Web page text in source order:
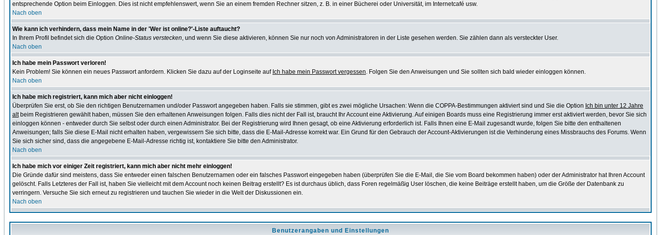
entsprechende Option beim Einloggen. Dies ist nicht empfehlenswert, wenn Sie an einem fremden Rechner sitzen, z. B. in einer Bücherei oder Universität, im Internetcafé usw.
Nach oben
Wie kann ich verhindern, dass mein Name in der 'Wer ist online?'-Liste auftaucht?
In Ihrem Profil befindet sich die Option Online-Status verstecken, und wenn Sie diese aktivieren, können Sie nur noch von Administratoren in der Liste gesehen werden. Sie zählen dann als versteckter User.
Nach oben
Ich habe mein Passwort verloren!
Kein Problem! Sie können ein neues Passwort anfordern. Klicken Sie dazu auf der Loginseite auf Ich habe mein Passwort vergessen. Folgen Sie den Anweisungen und Sie sollten sich bald wieder einloggen können.
Nach oben
Ich habe mich registriert, kann mich aber nicht einloggen!
Überprüfen Sie erst, ob Sie den richtigen Benutzernamen und/oder Passwort angegeben haben. Falls sie stimmen, gibt es zwei mögliche Ursachen: Wenn die COPPA-Bestimmungen aktiviert sind und Sie die Option Ich bin unter 12 Jahre
altbeim Registrieren gewählt haben, müssen Sie den erhaltenen Anweisungen folgen. Falls dies nicht der Fall ist, braucht Ihr Account eine Aktivierung. Auf einigen Boards muss eine Registrierung immer erst aktiviert werden, bevor Sie sich
einloggen können - entweder durch Sie selbst oder durch einen Administrator. Bei der Registrierung wird Ihnen gesagt, ob eine Aktivierung erforderlich ist. Falls Ihnen eine E-Mail zugesandt wurde, folgen Sie bitte den enthaltenen
Anweisungen; falls Sie diese E-Mail nicht erhalten haben, vergewissern Sie sich bitte, dass die E-Mail-Adresse korrekt war. Ein Grund für den Gebrauch der Account-Aktivierungen ist die Verhinderung eines Missbrauchs des Forums. Wenn
Sie sich sicher sind, dass die angegebene E-Mail-Adresse richtig ist, kontaktiere Sie bitte den Administrator.
Nach oben
Ich habe mich vor einiger Zeit registriert, kann mich aber nicht mehr einloggen!
Die Gründe dafür sind meistens, dass Sie entweder einen falschen Benutzernamen oder ein falsches Passwort eingegeben haben (überprüfen Sie die E-Mail, die Sie vom Board bekommen haben) oder der Administrator hat Ihren Account
gelöscht. Falls Letzteres der Fall ist, haben Sie vielleicht mit dem Account noch keinen Beitrag erstellt? Es ist durchaus üblich, dass Foren regelmäßig User löschen, die keine Beiträge erstellt haben, um die Größe der Datenbank zu
verringern. Versuche Sie sich erneut zu registrieren und tauchen Sie wieder in die Welt der Diskussionen ein.
Nach oben
Benutzerangaben und Einstellungen